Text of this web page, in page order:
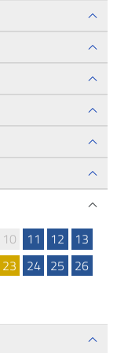
10 11 12
13
23 24 25
26